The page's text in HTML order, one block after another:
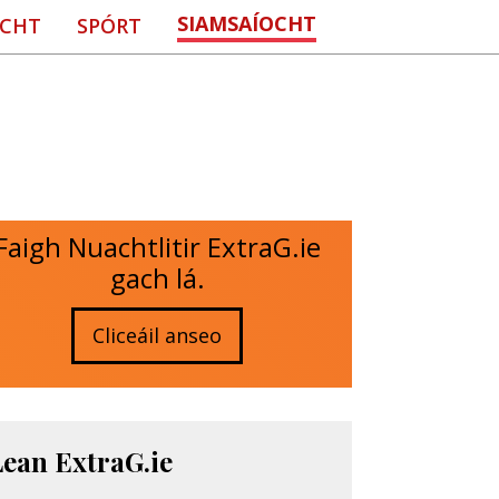
SPÓRT SIAMSAÍOCHT
Nuachtlitir ExtraG.ie
gach lá.
Cliceáil anseo
ExtraG.ie